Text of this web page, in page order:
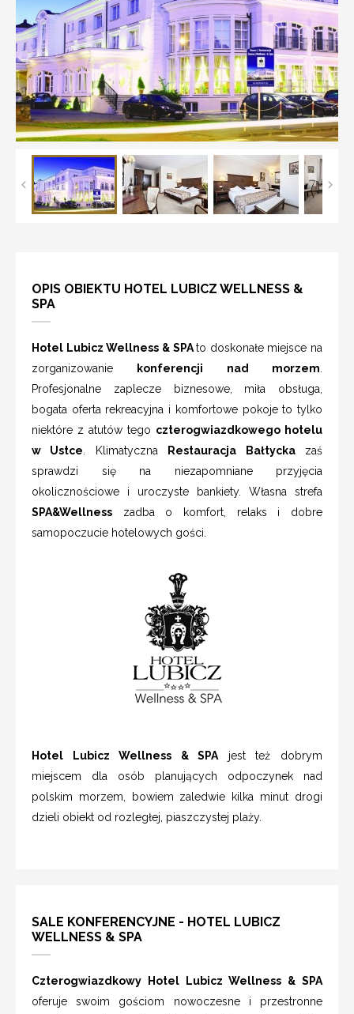
OPIS OBIEKTU HOTEL LUBICZ WELLNESS &
SPA
Hotel Lubicz Wellness & SPAto doskonałe miejsce na
zorganizowanie
konferencji nad morzem
Profesjonalne zaplecze biznesowe, miła obsługa,
bogata oferta rekreacyjna i komfortowe pokoje to tylko
niektóre z atutów tego czterogwiazdkowego hotelu
w Ustce . Klimatyczna Restauracja Bałtyckazaś
sprawdzi się na niezapomniane przyjęcia
okolicznościowe i uroczyste bankiety. Własna strefa
SPA&Wellness zadba o komfort, relaks i dobre
samopoczucie hotelowych gości.
Hotel Lubicz Wellness & SPA jest też dobrym
miejscem dla osób planujących odpoczynek nad
polskim morzem, bowiem zaledwie kilka minut drogi
dzieli obiekt od rozległej, piaszczystej plaży.
SALE KONFERENCYJNE - HOTEL LUBICZ
WELLNESS & SPA
Czterogwiazdkowy Hotel Lubicz Wellness & SPA
oferuje swoim gościom nowoczesne i przestronne